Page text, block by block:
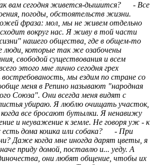
вам сегодня живется-дышится? - Все
погоды, обстоятельств жизни.
фраза: мол, мы не живем отдельно
вокруг нас. Я живу в той части
нашего общества, где в общем-то
люди, которые так же озабочены
свободой существования и всем
этого мне лично сегодня грех
мы ездим по стране со
меня в Репино называют "народная
Союза". Они всегда меня видят с
убираю. Я люблю очищать участок,
когда все бросают бутылки. Я ненавижу
и неуважение к земле. Не говоря уж - к
дома кошка или собака? - При
Даже когда мне иногда дарят цветы, я
приду домой, поставлю и... уеду. А
они любят общение, чтобы их